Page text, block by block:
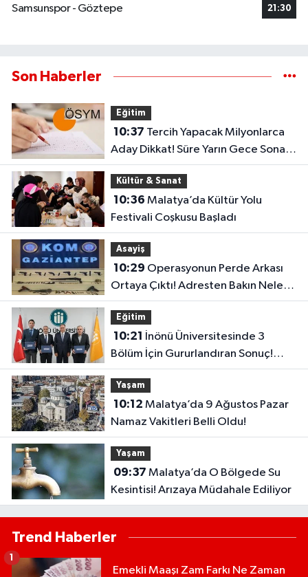
Samsunspor - Göztepe
21:30
Son Haberler
Eğitim
10:37
Aday Dikkat! Süre Yarın Gece Sona
Eriyor
Kültür & Sanat
10:36
Festivali Coşkusu Başladı
Asayiş
10:29
Ortaya Çıktı! Adresten Bakın Neler
Çıktı
Eğitim
10:21
Bölüm İçin Gururlandıran Sonuç!
2028’e Kadar Geçerli
Yaşam
10:12
Namaz Vakitleri Belli Oldu!
Yaşam
09:37
Kesintisi! Arızaya Müdahale Ediliyor
Trend Haberler
Emekli Maaşı Zam Farkı Ne Zaman
1